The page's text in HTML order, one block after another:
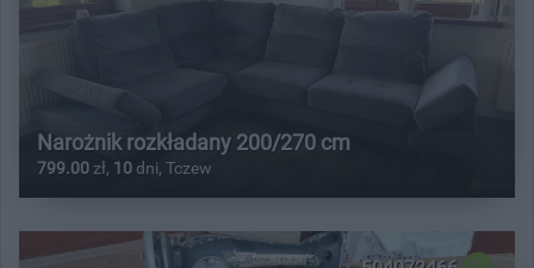
Narożnik rozkładany 200/270 cm
799.00 zł, 10 dni, Tczew